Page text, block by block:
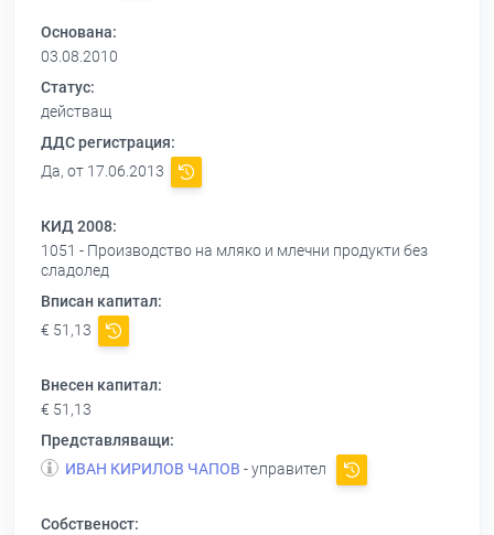
Основана:
03.08.2010
Статус:
действащ
ДДС регистрация:
Да, от 17.06.2013
КИД 2008:
1051 - Производство на мляко и млечни продукти без
сладолед
Вписан капитал:
€ 51,13
Внесен капитал:
€ 51,13
Представляващи:
ИВАН КИРИЛОВ ЧАПОВ - управител
Собственост: